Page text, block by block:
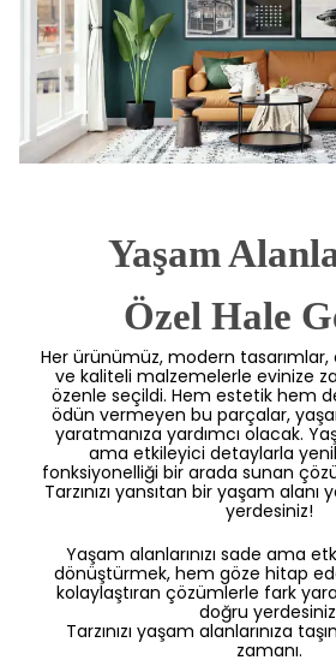
Yaşam
Özel Hale
Her ürünümüz, modern
ve kaliteli malzemelerle evinize
özenle seçildi. Hem estetik hem
ödün vermeyen bu parçalar,
yaratmanıza yardımcı olacak.
ama etkileyici detaylarla
fonksiyonelliği bir arada sunan
Tarzınızı yansıtan bir yaşam
yerdesiniz!
Yaşam alanlarınızı sade ama
dönüştürmek, hem göze hitap
kolaylaştıran çözümlerle fark
doğru
Tarzınızı yaşam alanlarınıza
zamanı.